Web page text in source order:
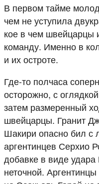
В первом тайме
чем не уступила
кое в чем швейцарцы
команду. Именно в
и их остроте.
Где-то полчаса
осторожно, с
затем размеренный
швейцарцы. Гранит
Шакири опасно бил с
аргентинцев Серхио
добавке в виде
неточной.